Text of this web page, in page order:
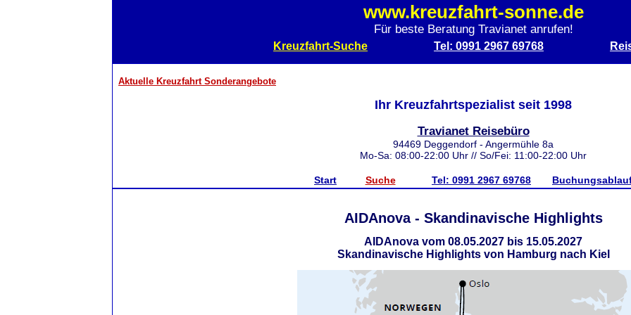
www.kreuzfahrt-sonne.de
Für beste Beratung Travianet anrufen!
Kreuzfahrt-Suche Tel: 0991 2967 69768
Aktuelle Kreuzfahrt Sonderangebote
Ihr Kreuzfahrtspezialist seit 1998
Travianet Reisebüro
94469 Deggendorf - Angermühle 8a
Mo-Sa: 08:00-22:00 Uhr // So/Fei: 11:00-22:00 Uhr
Start Suche Tel: 0991 2967 69768
AIDAnova - Skandinavische Highlights
AIDAnova vom 08.05.2027 bis 15.05.2027
Skandinavische Highlights von Hamburg nach Kiel